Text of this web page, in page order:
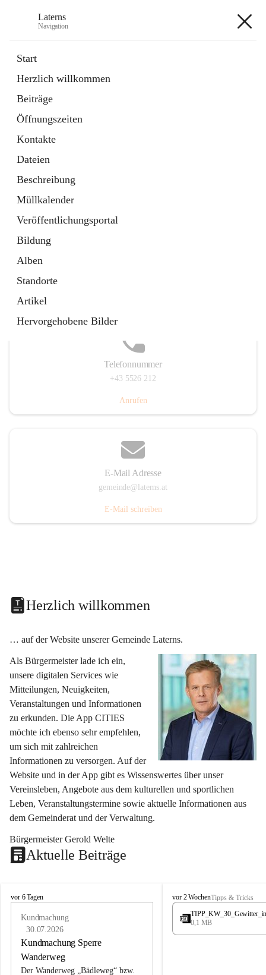
Laterns
Navigation
Start
Herzlich willkommen
Beiträge
Öffnungszeiten
Kontakte
Dateien
Beschreibung
Müllkalender
Veröffentlichungsportal
Bildung
Alben
Standorte
Artikel
Hervorgehobene Bilder
11 Schnellzugriffe
Soziales
1 Schnellzugriff
Telefonnummer
+43 5526 212
Anrufen
E-Mail Adresse
gemeinde@laterns.at
E-Mail schreiben
Herzlich willkommen
… auf der Website unserer Gemeinde Laterns.
Als Bürgermeister lade ich ein,
unsere digitalen Services wie
Mitteilungen, Neuigkeiten,
Veranstaltungen und Informationen
zu erkunden. Die App CITIES
möchte ich ebenso sehr empfehlen,
um sich mit zahlreichen
Informationen zu versorgen. Auf der
Website und in der App gibt es Wissenswertes über unser
Vereinsleben, Angebote aus dem kulturellen und sportlichen
Leben, Veranstaltungstermine sowie aktuelle Informationen aus
dem Gemeinderat und der Verwaltung.
Bürgermeister Gerold Welte
Aktuelle Beiträge
L
vor 6 Tagen
Kundmachung
30.07.2026
Kundmachung Sperre
Wanderweg
Der Wanderweg „Bädleweg“ bzw.
L
a
e
vor 2 WochenTipps & Tricks
0,1 MB